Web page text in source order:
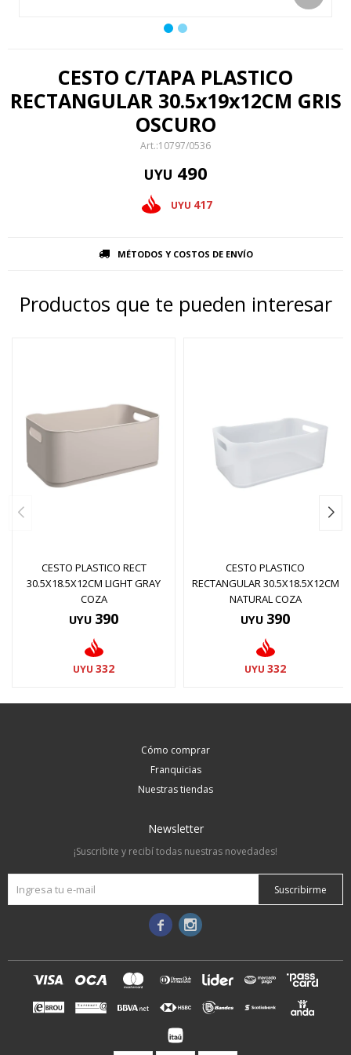
CESTO C/TAPA PLASTICO
RECTANGULAR 30.5x19x12CM GRIS
OSCURO
10797/0536
UYU 490
UYU 417
MÉTODOS Y COSTOS DE ENVÍO
Productos que te pueden interesar
CESTO PLASTICO RECT
30.5X18.5X12CM LIGHT GRAY
COZA
UYU 390
UYU 332
CESTO PLASTICO
RECTANGULAR 30.5X18.5X12CM
NATURAL COZA
UYU 390
UYU 332
Cómo comprar
Franquicias
Nuestras tiendas
Newsletter
¡Suscribite y recibí todas nuestras novedades!
Suscribirme
 